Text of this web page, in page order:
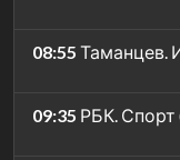
08:55 Таманцев.
09:35 РБК. Спорт